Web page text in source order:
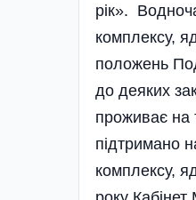
рік».
комплексу,
положень
до деяких
проживає на
підтримано
комплексу,